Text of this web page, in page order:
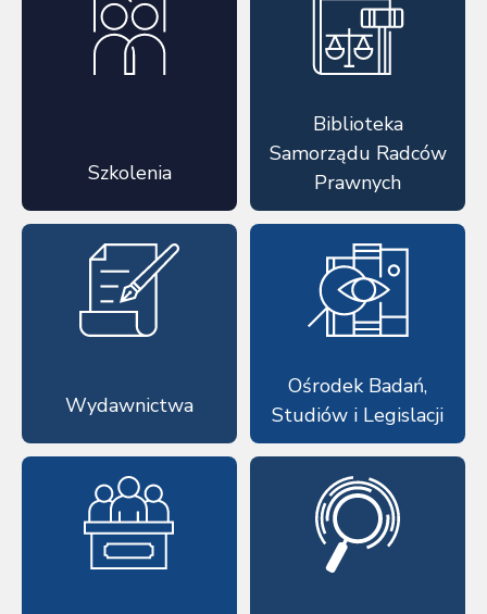
Szkolenia
Biblioteka
Samorządu Radców
Prawnych
Wydawnictwa
Ośrodek Badań,
Studiów i Legislacji